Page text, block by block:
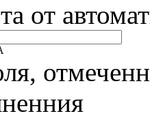
от